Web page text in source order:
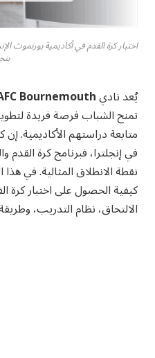
يُعد ناديBournemouth
تمنح الشباب فرصة فريدة
متابعة دراستهم الأكاديمية.
في إنجلترا، فبرنامج كرة القدم
نقطة الانطلاق المثالية. في
كيفية الحصول على اختبار
الالتحاق، نظام التدريب،